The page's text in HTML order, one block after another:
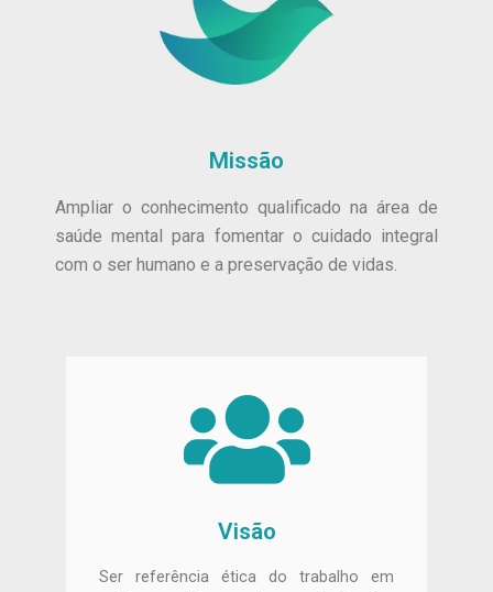
Missão
Ampliar o conhecimento qualificado na área de
saúde mental para fomentar o cuidado integral
com o ser humano e a preservação de vidas.
Visão
Ser referência ética do trabalho em